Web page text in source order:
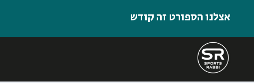
אצלנו הספורט זה קודש